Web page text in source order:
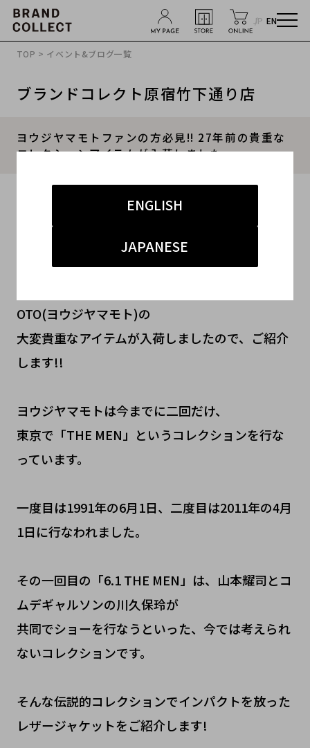
JP EN
ENGLISH
JAPANESE
TOP > イベント&ブログ一覧
ブランドコレクト原宿竹下通り店
ヨウジヤマモトファンの方必見!! 27年前の貴重な
コレクションアイテムが入荷しました。
#メンズ
OTO(ヨウジヤマモト)の
大変貴重なアイテムが入荷しましたので、ご紹介
します!!
ヨウジヤマモトは今までに二回だけ、
東京で「THE MEN」というコレクションを行な
っています。
一度目は1991年の6月1日、二度目は2011年の4月
1日に行なわれました。
その一回目の「6.1 THE MEN」は、山本耀司とコ
ムデギャルソンの川久保玲が
共同でショーを行なうといった、今では考えられ
ないコレクションです。
そんな伝説的コレクションでインパクトを放った
レザージャケットをご紹介します!